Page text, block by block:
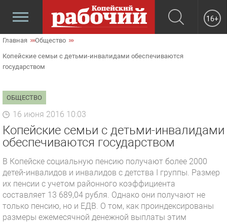
16+
Главная Общество
Копейские семьи с детьми-инвалидами обеспечиваются
государством
ОБЩЕСТВО
16 июня 2016 10:03
Копейские семьи с детьми-инвалидами
обеспечиваются государством
В Копейске социальную пенсию получают более 2000
детей-инвалидов и инвалидов с детства I группы. Размер
их пенсии с учетом районного коэффициента
составляет 13 689,04 рубля. Однако они получают не
только пенсию, но и ЕДВ. О том, как проиндексированы
размеры ежемесячной денежной выплаты этим